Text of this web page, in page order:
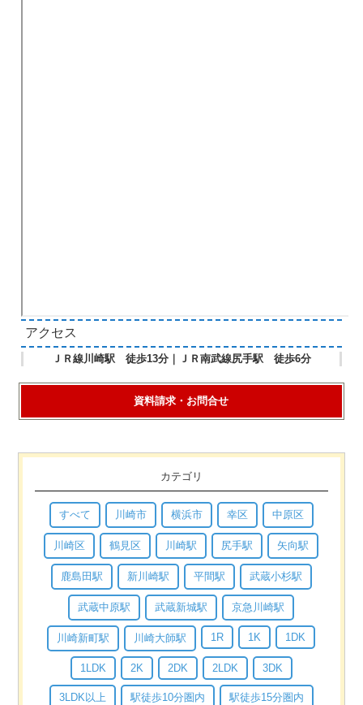
アクセス
ＪＲ線川崎駅 徒歩13分｜ＪＲ南武線尻手駅 徒歩6分
資料請求・お問合せ
カテゴリ
すべて 川崎市 横浜市 幸区 中原区
川崎区 鶴見区 川崎駅 尻手駅 矢向駅
鹿島田駅 新川崎駅 平間駅 武蔵小杉駅
武蔵中原駅 武蔵新城駅 京急川崎駅
川崎新町駅 川崎大師駅 1R 1K 1DK
1LDK 2K 2DK 2LDK 3DK
3LDK以上 駅徒歩10分圏内 駅徒歩15分圏内